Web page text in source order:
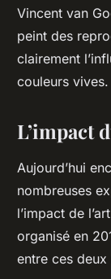
Vincent van
peint des
clairement
couleurs vives.
L’impact
Aujourd’hui
nombreuses
l’impact de
organisé en
entre ces